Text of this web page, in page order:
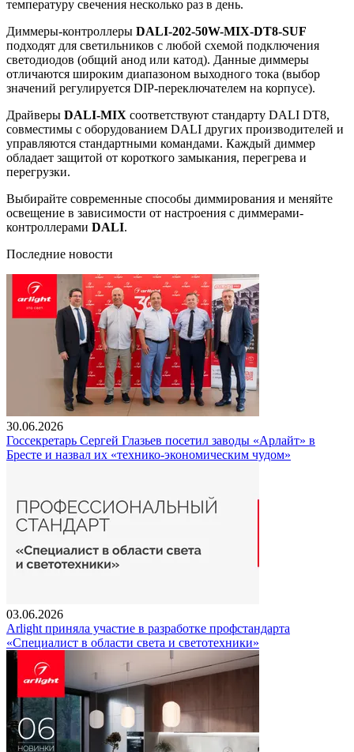
температуру свечения несколько раз в день.
Диммеры-контроллеры DALI-202-50W-MIX-DT8-SUF
подходят для светильников с любой схемой подключения
светодиодов (общий анод или катод). Данные диммеры
отличаются широким диапазоном выходного тока (выбор
значений регулируется DIP-переключателем на корпусе).
Драйверы DALI-MIX соответствуют стандарту DALI DT8,
совместимы с оборудованием DALI других производителей и
управляются стандартными командами. Каждый диммер
обладает защитой от короткого замыкания, перегрева и
перегрузки.
Выбирайте современные способы диммирования и меняйте
освещение в зависимости от настроения с диммерами-
контроллерами DALI.
Последние новости
30.06.2026
Госсекретарь Сергей Глазьев посетил заводы «Арлайт» в
Бресте и назвал их «технико-экономическим чудом»
03.06.2026
Arlight приняла участие в разработке профстандарта
«Специалист в области света и светотехники»